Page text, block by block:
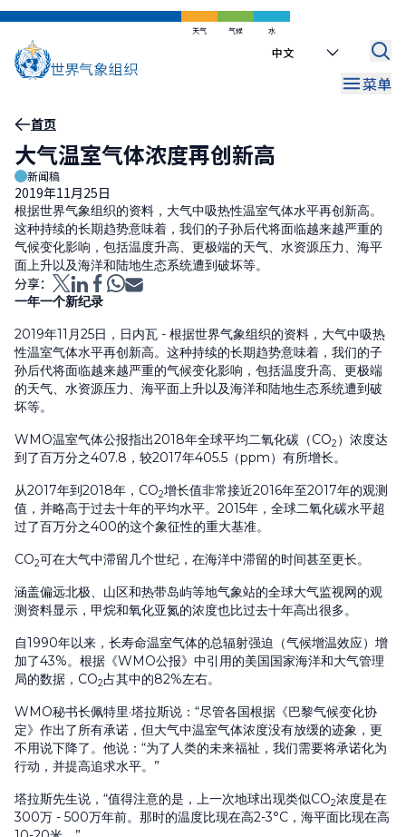
跳
天气 气候 水
Select
菜单
面
包
屑
首页
大气温室气体浓度再创新高
新闻稿
2019年11月25日
根据世界气象组织的资料，大气中吸热性温室气体水平再创新高。
这种持续的长期趋势意味着，我们的子孙后代将面临越来越严重的
气候变化影响，包括温度升高、更极端的天气、水资源压力、海平
面上升以及海洋和陆地生态系统遭到破坏等。
分享：
一年一个新纪录
2019年11月25日，日内瓦 - 根据世界气象组织的资料，大气中吸热
性温室气体水平再创新高。这种持续的长期趋势意味着，我们的子
孙后代将面临越来越严重的气候变化影响，包括温度升高、更极端
的天气、水资源压力、海平面上升以及海洋和陆地生态系统遭到破
坏等。
WMO温室气体公报指出2018年全球平均二氧化碳（CO2）浓度达
到了百万分之407.8，较2017年405.5（ppm）有所增长。
从2017年到2018年，CO2增长值非常接近2016年至2017年的观测
值，并略高于过去十年的平均水平。2015年，全球二氧化碳水平超
过了百万分之400的这个象征性的重大基准。
CO2可在大气中滞留几个世纪，在海洋中滞留的时间甚至更长。
涵盖偏远北极、山区和热带岛屿等地气象站的全球大气监视网的观
测资料显示，甲烷和氧化亚氮的浓度也比过去十年高出很多。
自1990年以来，长寿命温室气体的总辐射强迫（气候增温效应）增
加了43%。根据《WMO公报》中引用的美国国家海洋和大气管理
局的数据，CO2占其中的82%左右。
WMO秘书长佩特里·塔拉斯说：“尽管各国根据《巴黎气候变化协
定》作出了所有承诺，但大气中温室气体浓度没有放缓的迹象，更
不用说下降了。他说：“为了人类的未来福祉，我们需要将承诺化为
行动，并提高追求水平。”
塔拉斯先生说，“值得注意的是，上一次地球出现类似CO2浓度是在
300万 - 500万年前。那时的温度比现在高2-3°C，海平面比现在高